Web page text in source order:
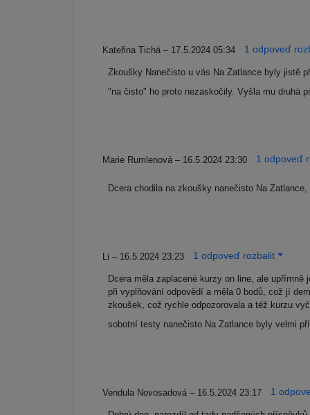
Kateřina Tichá – 17.5.2024 05:34 1 odpoveď
Zkoušky Nanečisto u vás Na Zatlance byly jistě
"na čisto" ho proto nezaskočily. Vyšla mu druhá
Marie Rumlenová – 16.5.2024 23:30 1 odpoveď
Dcera chodila na zkoušky nanečisto Na
Li – 16.5.2024 23:23 1 odpoveď rozbalit
Dcera měla zaplacené kurzy on line, ale
při vyplňování odpovědí a měla 0 bodů, což jí
zkoušek, což rychle odpozorovala a též kurzu
sobotní testy nanečisto Na Zatlance byly velmi
Vendula Novosadová – 16.5.2024 23:17 1